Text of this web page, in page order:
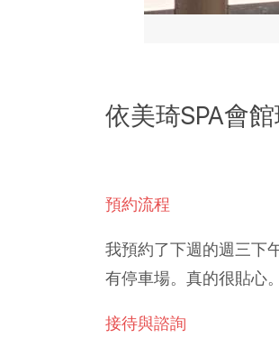
依美琦SPA會
預約流程
我預約了下週的週三下
有停車場。真的很貼心。
接待與諮詢